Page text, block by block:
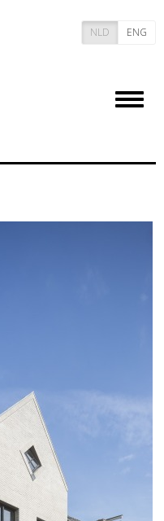
NLD ENG